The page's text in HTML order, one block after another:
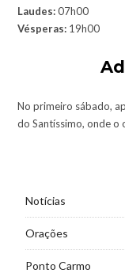
Laudes:07h00
Vésperas: 19h00
No primeiro sábado,
do Santíssimo, onde o
Notícias
Orações
Ponto Carmo